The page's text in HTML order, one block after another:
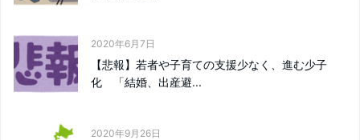
2020年6月7日
【悲報】若者や子育ての支援少なく、進む少子
化 「結婚、出産避...
2020年9月26日